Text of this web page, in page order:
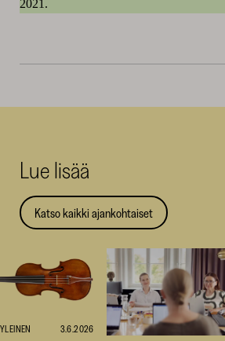
2021.
Lue lisää
Katso kaikki ajankohtaiset
YLEINEN 3.6.2026